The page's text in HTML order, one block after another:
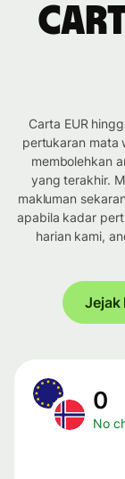
Carta EUR
pertukaran mata
membolehkan
yang terakhir.
makluman
apabila kadar
harian kami,
Jejak
0
No